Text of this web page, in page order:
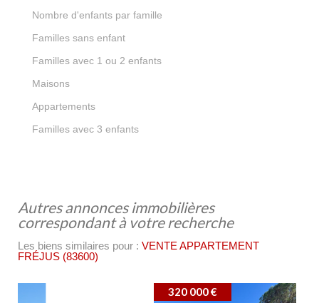
Nombre d'enfants par famille
Familles sans enfant
Familles avec 1 ou 2 enfants
Maisons
Appartements
Familles avec 3 enfants
autres annonces immobilières
correspondant à votre recherche
Les biens similaires pour : VENTE APPARTEMENT
FRÉJUS (83600)